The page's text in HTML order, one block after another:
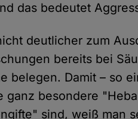
das bedeutet
deutlicher zum
bereits bei
belegen. Damit – so
ganz besondere
sind, weiß man